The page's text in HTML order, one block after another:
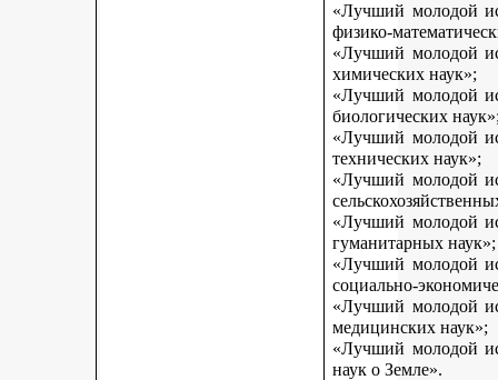
«Лучший молодой
физико-
«Лучший молодой
химических наук»;
«Лучший молодой
биологических
«Лучший молодой
технических наук»;
«Лучший молодой
«Лучший молодой
гуманитарных наук»;
«Лучший молодой
социально-
«Лучший молодой
медицинских наук»;
«Лучший молодой
наук о Земле».